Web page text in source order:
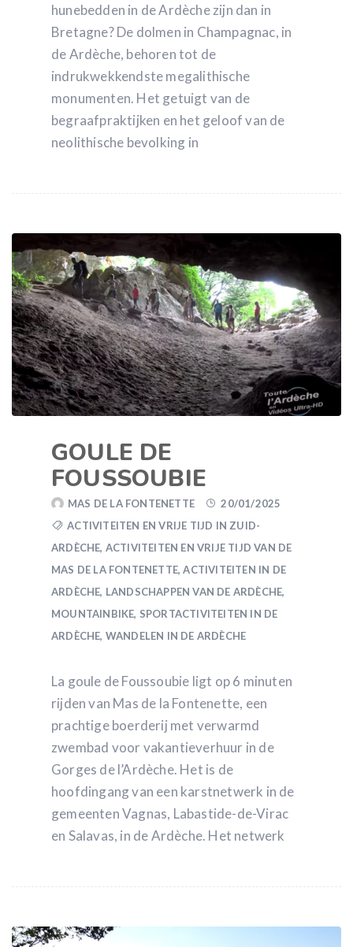
hunebedden in de Ardèche zijn dan in
Bretagne? De dolmen in Champagnac, in
de Ardèche, behoren tot de
indrukwekkendste megalithische
monumenten. Het getuigt van de
begraafpraktijken en het geloof van de
neolithische bevolking in
GOULE DE
FOUSSOUBIE
MAS DE LA FONTENETTE
20/01/2025
ACTIVITEITEN EN VRIJE TIJD IN ZUID-
ARDÈCHE, ACTIVITEITEN EN VRIJE TIJD VAN DE
MAS DE LA FONTENETTE,ACTIVITEITEN IN DE
ARDÈCHE, LANDSCHAPPEN VAN DE ARDÈCHE,
MOUNTAINBIKE, SPORTACTIVITEITEN IN DE
ARDÈCHE, WANDELEN IN DE ARDÈCHE
La goule de Foussoubie ligt op 6 minuten
rijden van Mas de la Fontenette, een
prachtige boerderij met verwarmd
zwembad voor vakantieverhuur in de
Gorges de l’Ardèche. Het is de
hoofdingang van een karstnetwerk in de
gemeenten Vagnas, Labastide-de-Virac
en Salavas, in de Ardèche. Het netwerk